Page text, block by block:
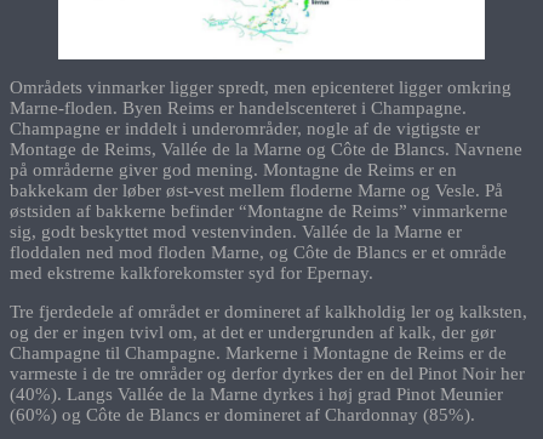
Områdets vinmarker ligger spredt, men epicenteret ligger omkring
Marne-floden. Byen Reims er handelscenteret i Champagne.
Champagne er inddelt i underområder, nogle af de vigtigste er
Montage de Reims, Vallée de la Marne og Côte de Blancs. Navnene
på områderne giver god mening. Montagne de Reims er en
bakkekam der løber øst-vest mellem floderne Marne og Vesle. På
østsiden af bakkerne befinder “Montagne de Reims” vinmarkerne
sig, godt beskyttet mod vestenvinden. Vallée de la Marne er
floddalen ned mod floden Marne, og Côte de Blancs er et område
med ekstreme kalkforekomster syd for Epernay.
Tre fjerdedele af området er domineret af kalkholdig ler og kalksten,
og der er ingen tvivl om, at det er undergrunden af kalk, der gør
Champagne til Champagne. Markerne i Montagne de Reims er de
varmeste i de tre områder og derfor dyrkes der en del Pinot Noir her
(40%). Langs Vallée de la Marne dyrkes i høj grad Pinot Meunier
(60%) og Côte de Blancs er domineret af Chardonnay (85%).